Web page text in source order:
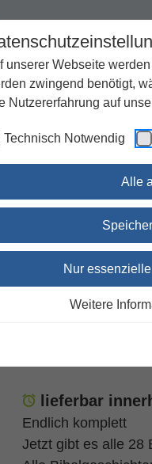
unserer Webseite
zwingend benötigt,
Nutzererfahrung auf
Technisch Notwendig
Alle
Nur
Weitere
Geschenke
Das
Alle
erzählt' in
lieferbar
Endlich komplett
Jetzt gibt es alle 28